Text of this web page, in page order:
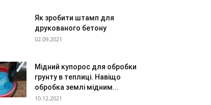
Як зробити штамп для
друкованого бетону
02.09.2021
Мідний купорос для обробки
грунту в теплиці. Навіщо
обробка землі мідним...
10.12.2021